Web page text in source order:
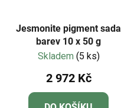
Jesmonite pigment sada
barev 10 x 50 g
Skladem (5 ks)
2 972 Kč